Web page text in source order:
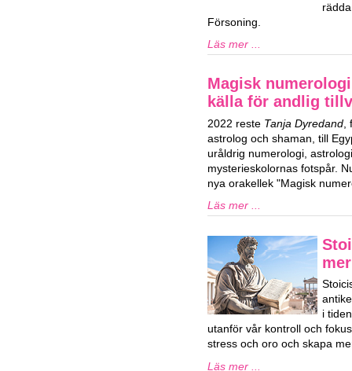
Försoning.
Läs mer ...
Magisk
källa för andlig
2022 reste Tanja Dyredand
astrolog och shaman, till
uråldrig numerologi,
mysterieskolornas fotspår.
nya orakellek "Magisk
Läs mer ...
i
utanför vår kontroll och
stress och oro och skapa
Läs mer ...